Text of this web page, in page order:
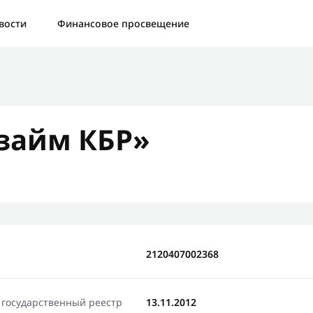
Финансовое просвещение
КБР»
2120407002368
реестр 13.11.2012
Контактная форма не найдена.
Отправить новый запрос